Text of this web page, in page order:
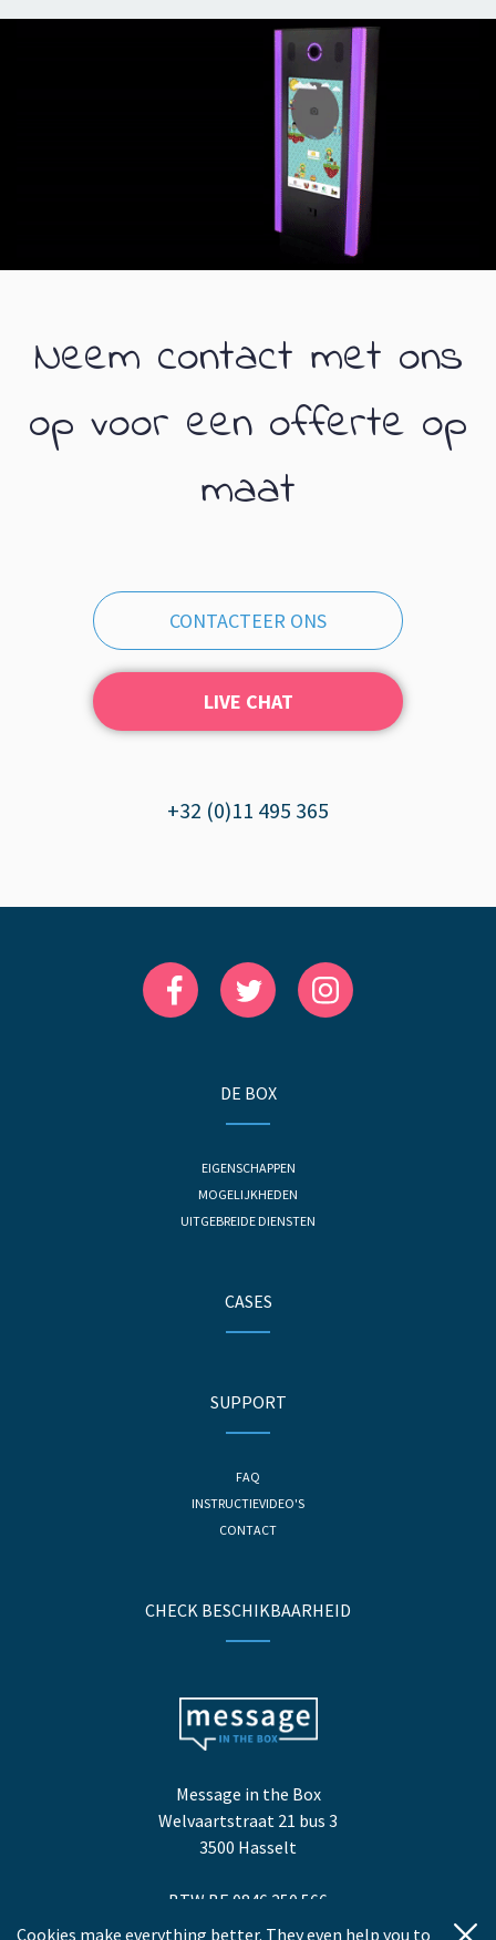
Neem contact met ons
op voor een offerte op
maat
CONTACTEER ONS
LIVE CHAT
+32 (0)11 495 365
DE BOX
EIGENSCHAPPEN
MOGELIJKHEDEN
UITGEBREIDE DIENSTEN
CASES
SUPPORT
FAQ
INSTRUCTIEVIDEO'S
CONTACT
CHECK BESCHIKBAARHEID
Message in the Box
Welvaartstraat 21 bus 3
3500 Hasselt
BTW BE 0846.250.566
Cookies make everything better. They even help you to